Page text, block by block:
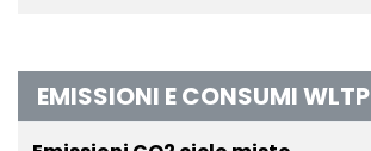
EMISSIONI E CONSUMI WLTP